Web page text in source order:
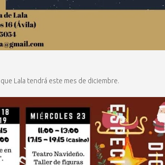
Lala tendrá este mes de diciembre.